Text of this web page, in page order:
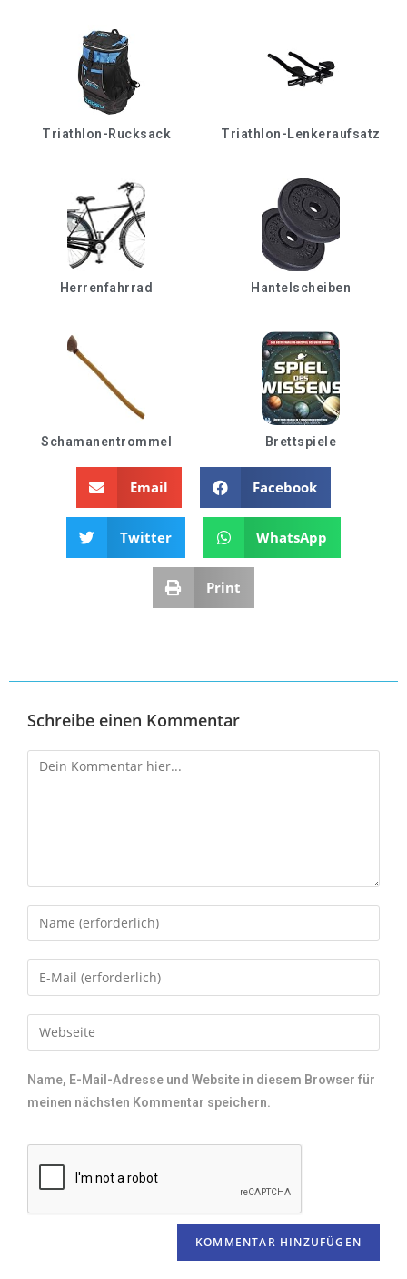
Triathlon-Rucksack Triathlon-Lenkeraufsatz
Herrenfahrrad Hantelscheiben
Schamanentrommel Brettspiele
Email Facebook
Twitter WhatsApp
Print
Schreibe einen Kommentar
Name, E-Mail-Adresse und Website in diesem Browser für
meinen nächsten Kommentar speichern.